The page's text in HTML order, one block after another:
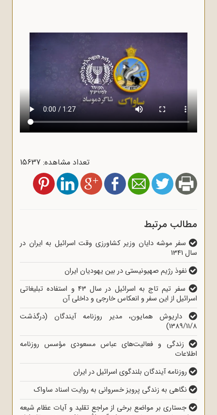
تعداد مشاهده: 15637
مطالب مرتبط
سفر موشه دایان وزیر کشاورزی وقت اسرائیل به ایران‌ در
سال 1341
نفوذ رژیم صهیونیستی در بین یهودیان ایران
سفر تیم تاج به اسرائیل در سال 43 و استفاده تبلیغاتی
اسرائیل از این سفر و انعکاس خارجی و داخلی آن
داریوش همایون، مدیر روزنامه آیندگان (درگذشت
1389/11/8)
زندگی و فعالیت‌های عباس مسعودی مؤسس روزنامه
اطلاعات
روزنامه آیندگان بلندگوی اسرائیل در ایران
نگاهی به زندگی پرویز خسروانی به روایت اسناد ساواک
جستاری بر مواضع برخی از مراجع تقلید و آیات عظام شیعه